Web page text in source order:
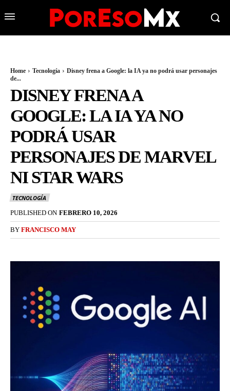
Home Tecnología
Disney frena a Google: la IA ya no podrá usar personajes
de...
DISNEY FRENA A
GOOGLE: LA IA YA NO
PODRÁ USAR
PERSONAJES DE MARVEL
NI STAR WARS
TECNOLOGÍA
PUBLISHED ON FEBRERO 10, 2026
BY FRANCISCO MAY